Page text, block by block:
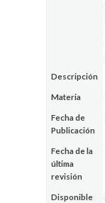
Descripción
Materia
Fecha de
Publicación
Fecha de la
última
revisión
Disponible